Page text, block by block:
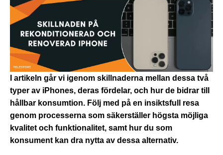
I artikeln går vi igenom skillnaderna mellan dessa två
typer av iPhones, deras fördelar, och hur de bidrar till
hållbar konsumtion. Följ med på en insiktsfull resa
genom processerna som säkerställer högsta möjliga
kvalitet och funktionalitet, samt hur du som
konsument kan dra nytta av dessa alternativ.